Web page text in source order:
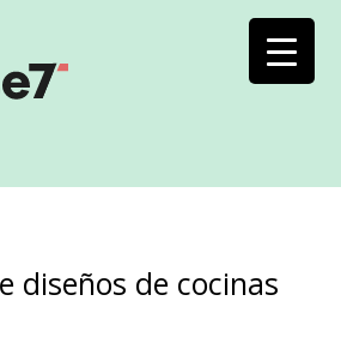
diseños de cocinas